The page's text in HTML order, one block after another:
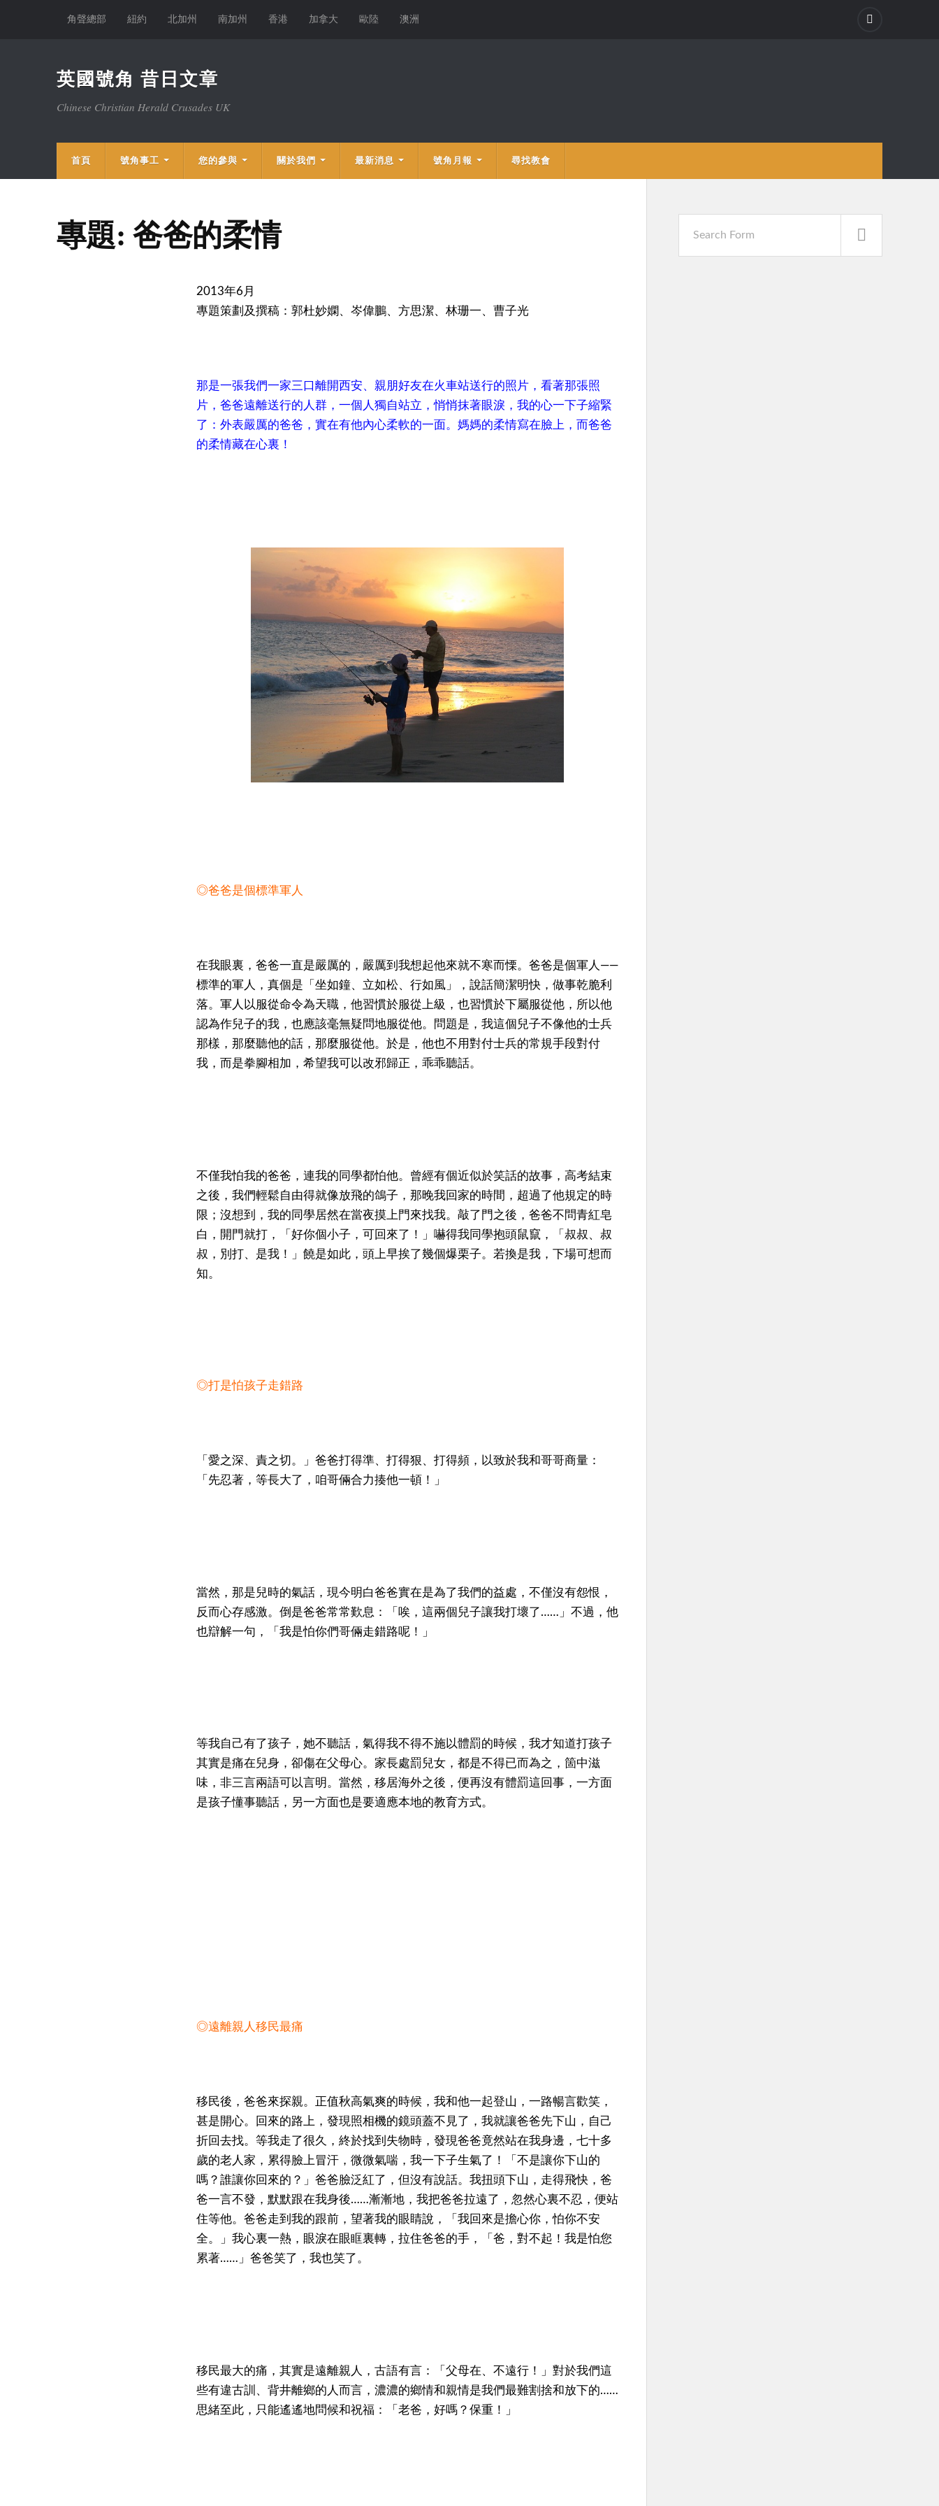
角聲總部 紐約 北加州 南加州 香港 加拿大 歐陸 澳洲
英國號角 昔日文章
Chinese Christian Herald Crusades UK
首頁 號角事工 您的參與 關於我們 最新消息 號角月報 尋找教會
專題: 爸爸的柔情
2013年6月
專題策劃及撰稿：郭杜妙嫻、岑偉鵬、方思潔、林珊一、曹子光
那是一張我們一家三口離開西安、親朋好友在火車站送行的照片，看著那張照
片，爸爸遠離送行的人群，一個人獨自站立，悄悄抹著眼淚，我的心一下子縮緊
了：外表嚴厲的爸爸，實在有他內心柔軟的一面。媽媽的柔情寫在臉上，而爸爸
的柔情藏在心裏！
◎爸爸是個標準軍人
在我眼裏，爸爸一直是嚴厲的，嚴厲到我想起他來就不寒而慄。爸爸是個軍人――
標準的軍人，真個是「坐如鐘、立如松、行如風」，說話簡潔明快，做事乾脆利
落。軍人以服從命令為天職，他習慣於服從上級，也習慣於下屬服從他，所以他
認為作兒子的我，也應該毫無疑問地服從他。問題是，我這個兒子不像他的士兵
那樣，那麼聽他的話，那麼服從他。於是，他也不用對付士兵的常規手段對付
我，而是拳腳相加，希望我可以改邪歸正，乖乖聽話。
不僅我怕我的爸爸，連我的同學都怕他。曾經有個近似於笑話的故事，高考結束
之後，我們輕鬆自由得就像放飛的鴿子，那晚我回家的時間，超過了他規定的時
限；沒想到，我的同學居然在當夜摸上門來找我。敲了門之後，爸爸不問青紅皂
白，開門就打，「好你個小子，可回來了！」嚇得我同學抱頭鼠竄，「叔叔、叔
叔，別打、是我！」饒是如此，頭上早挨了幾個爆栗子。若換是我，下場可想而
知。
◎打是怕孩子走錯路
「愛之深、責之切。」爸爸打得準、打得狠、打得頻，以致於我和哥哥商量：
「先忍著，等長大了，咱哥倆合力揍他一頓！」
當然，那是兒時的氣話，現今明白爸爸實在是為了我們的益處，不僅沒有怨恨，
反而心存感激。倒是爸爸常常歎息：「唉，這兩個兒子讓我打壞了……」不過，他
也辯解一句，「我是怕你們哥倆走錯路呢！」
等我自己有了孩子，她不聽話，氣得我不得不施以體罰的時候，我才知道打孩子
其實是痛在兒身，卻傷在父母心。家長處罰兒女，都是不得已而為之，箇中滋
味，非三言兩語可以言明。當然，移居海外之後，便再沒有體罰這回事，一方面
是孩子懂事聽話，另一方面也是要適應本地的教育方式。
◎遠離親人移民最痛
移民後，爸爸來探親。正值秋高氣爽的時候，我和他一起登山，一路暢言歡笑，
甚是開心。回來的路上，發現照相機的鏡頭蓋不見了，我就讓爸爸先下山，自己
折回去找。等我走了很久，終於找到失物時，發現爸爸竟然站在我身邊，七十多
歲的老人家，累得臉上冒汗，微微氣喘，我一下子生氣了！「不是讓你下山的
嗎？誰讓你回來的？」爸爸臉泛紅了，但沒有說話。我扭頭下山，走得飛快，爸
爸一言不發，默默跟在我身後……漸漸地，我把爸爸拉遠了，忽然心裏不忍，便站
住等他。爸爸走到我的跟前，望著我的眼睛說，「我回來是擔心你，怕你不安
全。」我心裏一熱，眼淚在眼眶裏轉，拉住爸爸的手，「爸，對不起！我是怕您
累著……」爸爸笑了，我也笑了。
移民最大的痛，其實是遠離親人，古語有言：「父母在、不遠行！」對於我們這
些有違古訓、背井離鄉的人而言，濃濃的鄉情和親情是我們最難割捨和放下的……
思緒至此，只能遙遙地問候和祝福：「老爸，好嗎？保重！」